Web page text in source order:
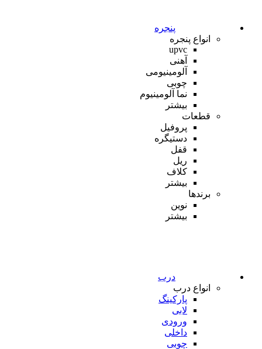
پنجره
انواع پنجره
upvc
آهنی
آلومینیومی
چوبی
نما آلومینیوم
بیشتر
قطعات
پروفیل
دستیگره
قفل
ریل
کلاف
بیشتر
برندها
نوین
بیشتر
درب
انواع درب
پارکینگ
لابی
ورودی
داخلی
چوبی